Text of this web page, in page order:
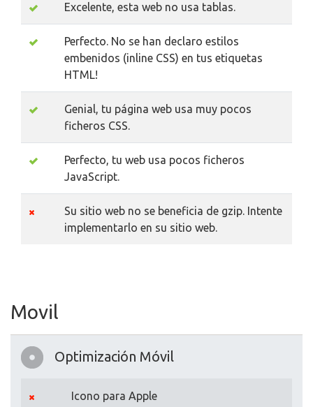
Excelente, esta web no usa tablas.
Perfecto. No se han declaro estilos
embenidos (inline CSS) en tus etiquetas
HTML!
Genial, tu página web usa muy pocos
ficheros CSS.
Perfecto, tu web usa pocos ficheros
JavaScript.
Su sitio web no se beneficia de gzip. Intente
implementarlo en su sitio web.
Movil
Optimización Móvil
Icono para Apple